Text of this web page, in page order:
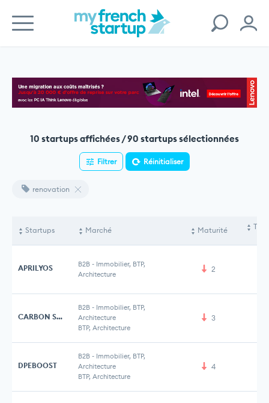
10 startups affichées / 90 startups sélectionnées
Filtrer Réinitialiser
renovation
Startups Marché Maturité
APRILYOS B2B - Immobilier, BTP,
Architecture
2
CARBON SAVER
B2B - Immobilier, BTP,
Architecture
BTP, Architecture
3
DPEBOOST
B2B - Immobilier, BTP,
Architecture
BTP, Architecture
4